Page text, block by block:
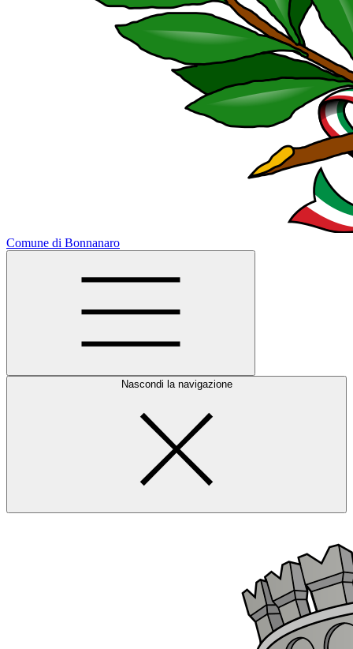
Comune di Bonnanaro
Nascondi la navigazione